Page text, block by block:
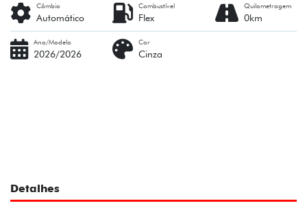
Câmbio
Automático
Combustível
Flex
Quilometragem
0km
Ano/Modelo
2026/2026
Cor
Cinza
Detalhes